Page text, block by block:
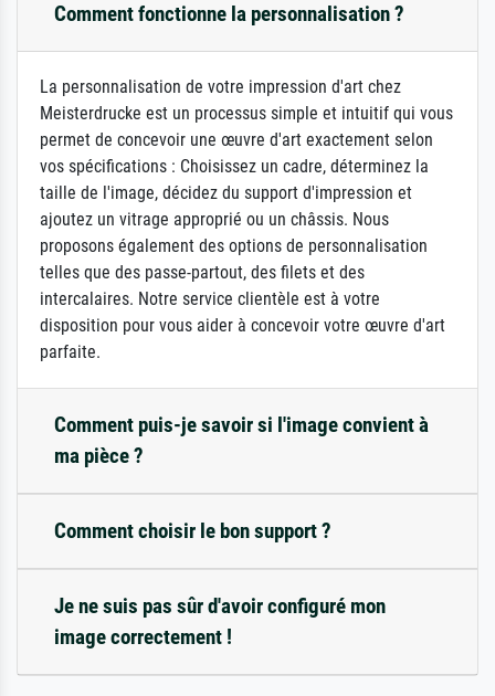
Comment fonctionne la personnalisation ?
La personnalisation de votre impression d'art chez
Meisterdrucke est un processus simple et intuitif qui vous
permet de concevoir une œuvre d'art exactement selon
vos spécifications : Choisissez un cadre, déterminez la
taille de l'image, décidez du support d'impression et
ajoutez un vitrage approprié ou un châssis. Nous
proposons également des options de personnalisation
telles que des passe-partout, des filets et des
intercalaires. Notre service clientèle est à votre
disposition pour vous aider à concevoir votre œuvre d'art
parfaite.
Comment puis-je savoir si l'image convient à
ma pièce ?
Comment choisir le bon support ?
Je ne suis pas sûr d'avoir configuré mon
image correctement !